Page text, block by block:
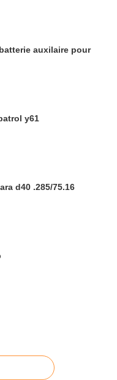
auxilaire pour
y61
d40 .285/75.16